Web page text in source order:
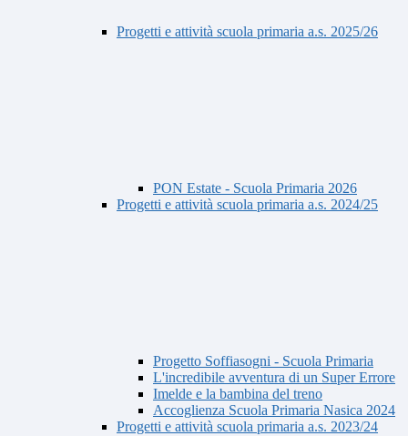
Progetti e attività scuola primaria a.s. 2025/26
PON Estate - Scuola Primaria 2026
Progetti e attività scuola primaria a.s. 2024/25
Progetto Soffiasogni - Scuola Primaria
L'incredibile avventura di un Super Errore
Imelde e la bambina del treno
Accoglienza Scuola Primaria Nasica 2024
Progetti e attività scuola primaria a.s. 2023/24